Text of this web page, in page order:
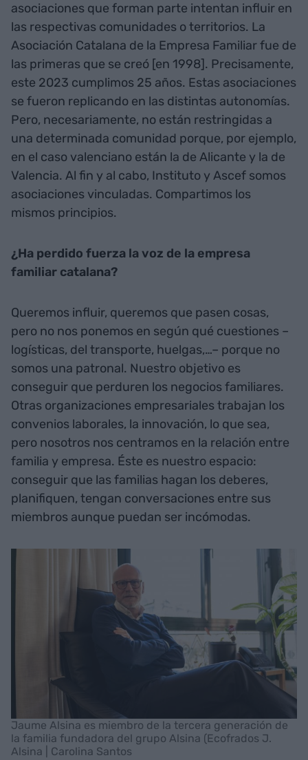
asociaciones que forman parte intentan influir en
las respectivas comunidades o territorios. La
Asociación Catalana de la Empresa Familiar fue de
las primeras que se creó [en 1998]. Precisamente,
este 2023 cumplimos 25 años. Estas asociaciones
se fueron replicando en las distintas autonomías.
Pero, necesariamente, no están restringidas a
una determinada comunidad porque, por ejemplo,
en el caso valenciano están la de Alicante y la de
Valencia. Al fin y al cabo, Instituto y Ascef somos
asociaciones vinculadas. Compartimos los
mismos principios.
¿Ha perdido fuerza la voz de la empresa
familiar catalana?
Queremos influir, queremos que pasen cosas,
pero no nos ponemos en según qué cuestiones –
logísticas, del transporte, huelgas,…– porque no
somos una patronal. Nuestro objetivo es
conseguir que perduren los negocios familiares.
Otras organizaciones empresariales trabajan los
convenios laborales, la innovación, lo que sea,
pero nosotros nos centramos en la relación entre
familia y empresa. Éste es nuestro espacio:
conseguir que las familias hagan los deberes,
planifiquen, tengan conversaciones entre sus
miembros aunque puedan ser incómodas.
Jaume Alsina es miembro de la tercera generación de
la familia fundadora del grupo Alsina (Ecofrados J.
Alsina | Carolina Santos